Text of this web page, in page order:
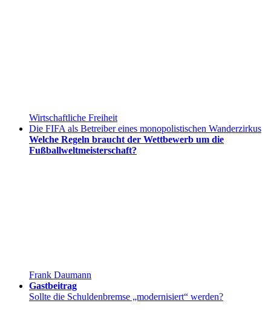
Wirtschaftliche Freiheit
Die FIFA als Betreiber eines monopolistischen Wanderzirkus
Welche Regeln braucht der Wettbewerb um die
Fußballweltmeisterschaft?
Frank Daumann
Gastbeitrag
Sollte die Schuldenbremse „modernisiert“ werden?